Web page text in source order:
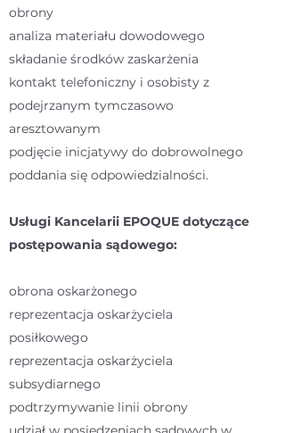
obrony
analiza materiału dowodowego
składanie środków zaskarżenia
kontakt telefoniczny i osobisty z
podejrzanym tymczasowo
aresztowanym
podjęcie inicjatywy do dobrowolnego
poddania się odpowiedzialności.
Usługi Kancelarii EPOQUE dotyczące
postępowania sądowego:
obrona oskarżonego
reprezentacja oskarżyciela
posiłkowego
reprezentacja oskarżyciela
subsydiarnego
podtrzymywanie linii obrony